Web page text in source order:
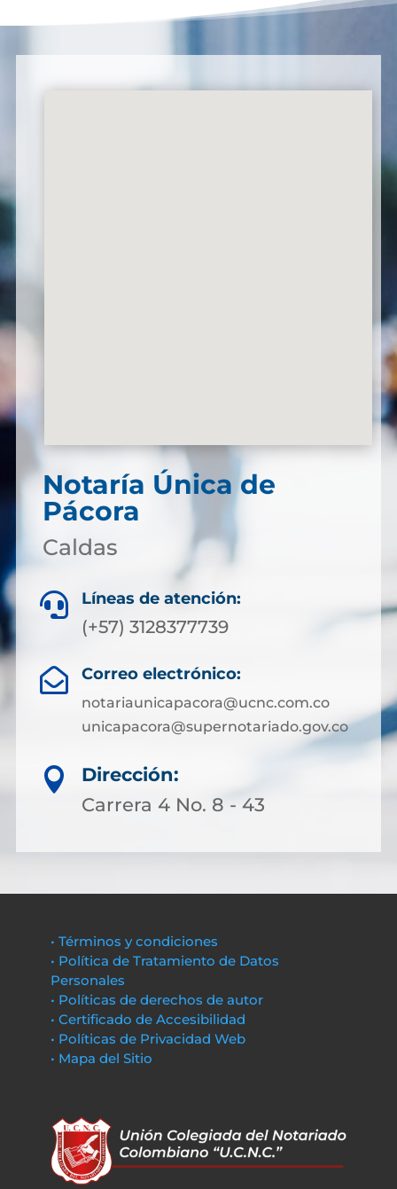
Notaría Única de
Pácora
Caldas
 Líneas de atención:
(+57) 3128377739
 Correo electrónico:
notariaunicapacora@ucnc.com.co
unicapacora@supernotariado.gov.co

Dirección:
Carrera 4 No. 8 - 43
• Términos y condiciones
• Política de Tratamiento de Datos
Personales
• Políticas de derechos de autor
• Certificado de Accesibilidad
• Políticas de Privacidad Web
• Mapa del Sitio